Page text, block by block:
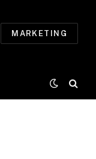
MARKETING